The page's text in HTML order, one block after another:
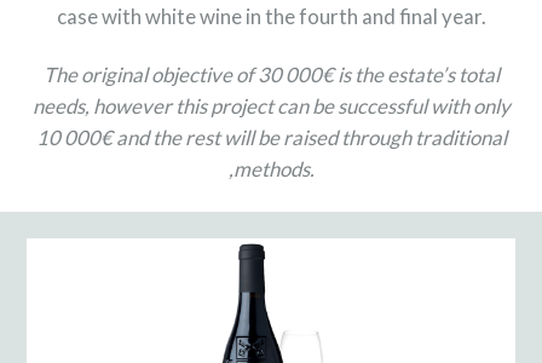
case with white wine in the fourth and final year.
The original objective of 30 000€ is the estate’s total
needs, however this project can be successful with only
10 000€ and the rest will be raised through traditional
,methods.